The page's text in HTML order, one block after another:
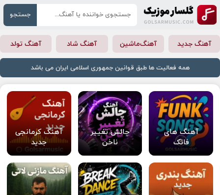
جستجو
آهنگ جدید آهنگ‌ماشین آهنگ شاد آهنگ تولد
همه فعالیت ها طبق قوانین جمهوری اسلامی ایران می باشد
آهنگ های
فانک
چالش تغییر
ناخن
آهنگ کرمانجی
جدید